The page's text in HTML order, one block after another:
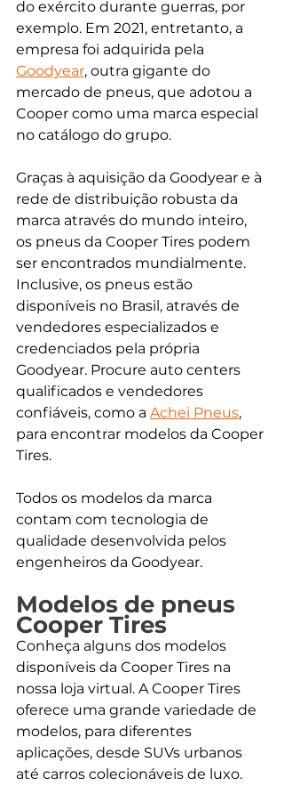
do exército durante guerras, por
exemplo. Em 2021, entretanto, a
empresa foi adquirida pela
Goodyear, outra gigante do
mercado de pneus, que adotou a
Cooper como uma marca especial
no catálogo do grupo.
Graças à aquisição da Goodyear e à
rede de distribuição robusta da
marca através do mundo inteiro,
os pneus da Cooper Tires podem
ser encontrados mundialmente.
Inclusive, os pneus estão
disponíveis no Brasil, através de
vendedores especializados e
credenciados pela própria
Goodyear. Procure auto centers
qualificados e vendedores
confiáveis, como a Achei Pneus,
para encontrar modelos da Cooper
Tires.
Todos os modelos da marca
contam com tecnologia de
qualidade desenvolvida pelos
engenheiros da Goodyear.
Modelos de pneus
Cooper Tires
Conheça alguns dos modelos
disponíveis da Cooper Tires na
nossa loja virtual. A Cooper Tires
oferece uma grande variedade de
modelos, para diferentes
aplicações, desde SUVs urbanos
até carros colecionáveis de luxo.